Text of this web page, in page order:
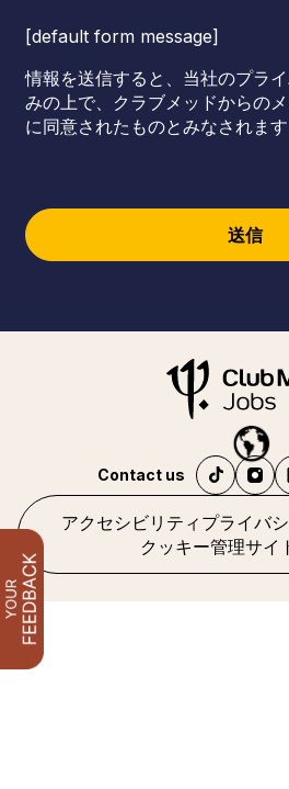
[default form message]
情報を送信すると、当社のプラ
みの上で、クラブメッドからの
に同意されたものとみなされます
送信
アクセシビリティ プライバ
クッキー管理サイ
Contact us